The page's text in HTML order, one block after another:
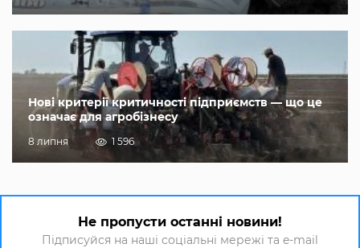
Нові критерії критичності підприємств — що це
означає для агробізнесу
8 липня 1 596
Не пропусти останні новини!
Підписуйся на наші соціальні мережі та e-mail